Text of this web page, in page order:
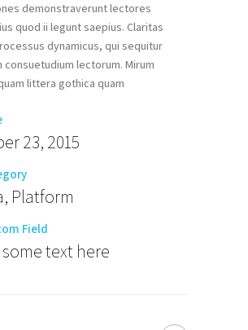
demonstraverunt lectores
quod ii legunt saepius. Claritas
dynamicus, qui sequitur
consuetudium lectorum. Mirum
littera gothica quam
23, 2015
Platform
Field
text here